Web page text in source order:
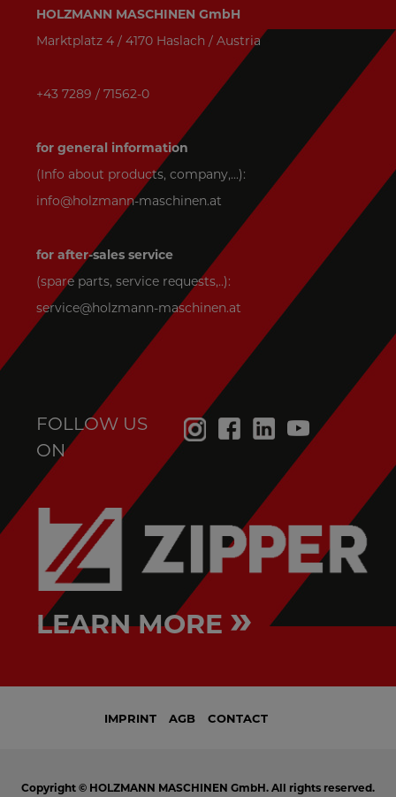
HOLZMANN MASCHINEN GmbH
Marktplatz 4 / 4170 Haslach / Austria
+43 7289 / 71562-0
for general information
(Info about products, company,...):
info@holzmann-maschinen.at
for after-sales service
(spare parts, service requests,..):
service@holzmann-maschinen.at
FOLLOW US
ON
LEARN MORE »
IMPRINT AGB CONTACT
Copyright © HOLZMANN MASCHINEN GmbH. All rights reserved.